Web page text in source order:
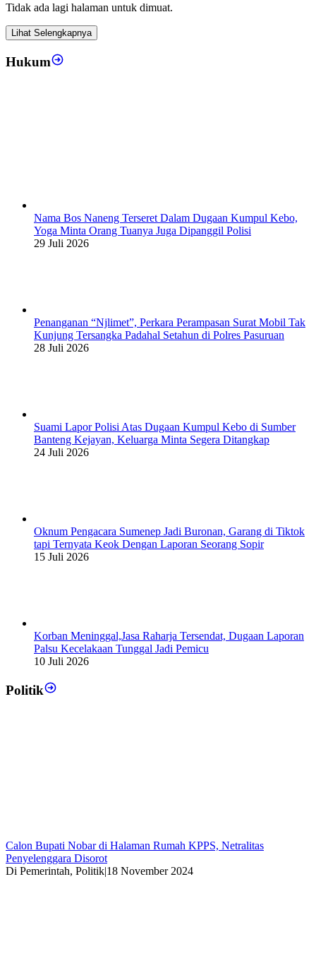
Tidak ada lagi halaman untuk dimuat.
Lihat Selengkapnya
Hukum
Nama Bos Naneng Terseret Dalam Dugaan Kumpul Kebo,
Yoga Minta Orang Tuanya Juga Dipanggil Polisi
29 Juli 2026
Penanganan “Njlimet”, Perkara Perampasan Surat Mobil Tak
Kunjung Tersangka Padahal Setahun di Polres Pasuruan
28 Juli 2026
Suami Lapor Polisi Atas Dugaan Kumpul Kebo di Sumber
Banteng Kejayan, Keluarga Minta Segera Ditangkap
24 Juli 2026
Oknum Pengacara Sumenep Jadi Buronan, Garang di Tiktok
tapi Ternyata Keok Dengan Laporan Seorang Sopir
15 Juli 2026
Korban Meninggal,Jasa Raharja Tersendat, Dugaan Laporan
Palsu Kecelakaan Tunggal Jadi Pemicu
10 Juli 2026
Politik
Calon Bupati Nobar di Halaman Rumah KPPS, Netralitas
Penyelenggara Disorot
Di Pemerintah, Politik|18 November 2024